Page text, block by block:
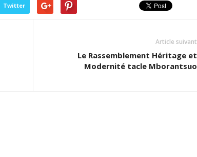
Twitter
Article suivant
Le Rassemblement Héritage et
Modernité tacle Mborantsuo